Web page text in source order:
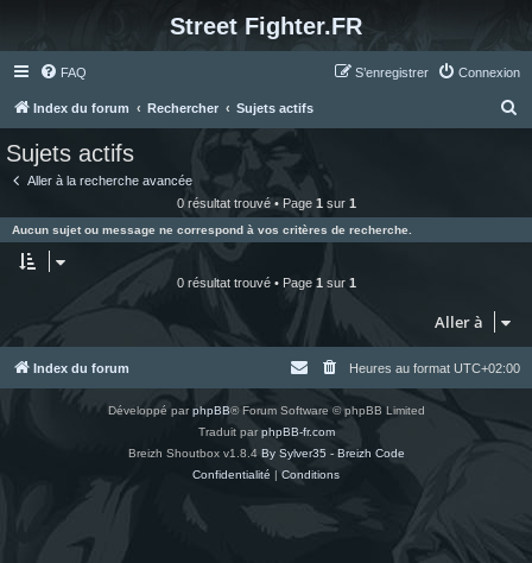
Street Fighter.FR
FAQ Connexion
S’enregistrer
Index du forum Rechercher Sujets actifs
e
r
Sujets actifs
Aller à la recherche avancée
0 résultat trouvé • Page 1 sur 1
Aucun sujet ou message ne correspond à vos critères de recherche.
0 résultat trouvé • Page 1 sur 1
Aller à
Index du forum Heures au format UTC+02:00
Développé parphpBB® Forum Software © phpBB Limited
Traduit parphpBB-fr.com
Breizh Shoutbox v1.8.4 By Sylver35 - Breizh Code
Confidentialité | Conditions